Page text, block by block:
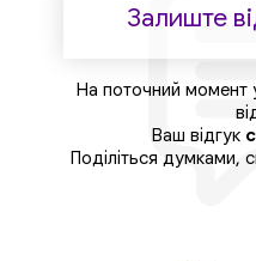
Залиште
На поточний момент
Ваш відгук
Поділіться